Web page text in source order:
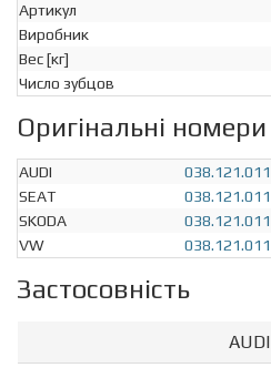
Артикул
Виробник
Вес [кг]
Число зубцов
Оригінальні номери
AUDI
038.121.011
SEAT
038.121.011
SKODA
038.121.011
VW
038.121.011
Застосовність
AUDI